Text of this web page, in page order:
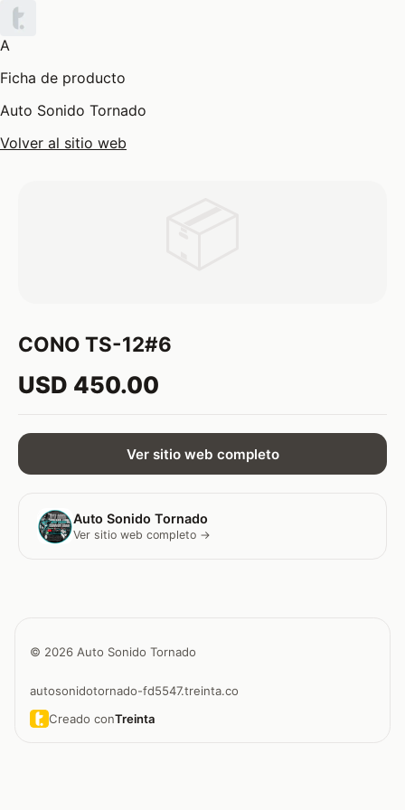
A
Ficha de producto
Auto Sonido Tornado
Volver al sitio web
CONO TS-12#6
USD 450.00
Ver sitio web completo
Auto Sonido Tornado
Ver sitio web completo →
© 2026 Auto Sonido Tornado
autosonidotornado-fd5547.treinta.co
Creado conTreinta